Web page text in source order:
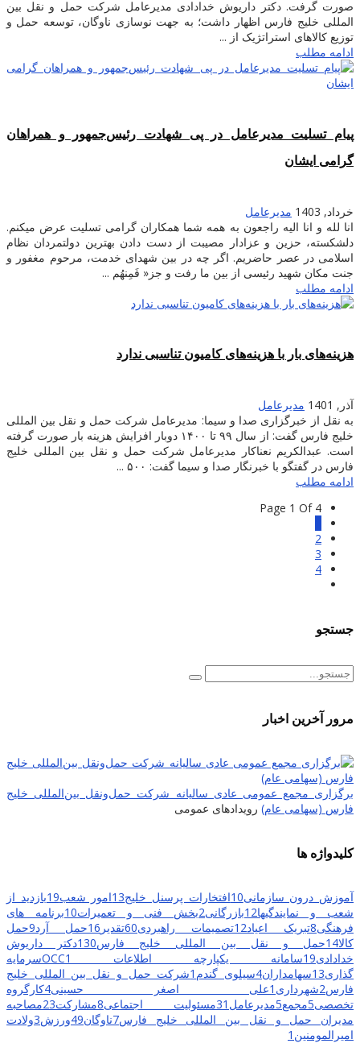
صورت گرفت. دکتر داریوش خدادادی مدیرعامل شرکت حمل و نقل بین
المللی خلیج فارس اظهار داشت؛ به جهت نوسازی ناوگان، توسعه حمل و
توزیع کالاهای استراتژیک از ...
ادامه مطلب
پیام تسلیت مدیرعامل در پی شهادت‌ رئیس‌جمهور و همراهان
گرامی ایشان
خرداد, 1403
مدیرعامل
انا لله و انا الیه راجعون به همه شما همکاران گرامی تسلیت عرض میکنم.
دلشکسته، حزین و عزادار مصیبت از دست دادن بهترین دولتمردان نظام
اسلامی در عصر حاضریم. اگر چه در بین شهدای خدمت، مرحوم مغفور و
جنت مکان شهید رئیسی از بین ما رفت و جز« فَمِنهُم ...
ادامه مطلب
هزینه‌های بار با هزینه‌های کامیون تناسبی ندارد
آذر, 1401
مدیرعامل
به نقل از خبرگزاری صدا و سیما: مدیرعامل شرکت حمل و نقل بین المللی
خلیج فارس گفت: از سال ۹۹ تا ۱۴۰۰ دوبار افزایش هزینه بار صورت گرفته
است. عبدالکریم نعناکار مدیرعامل شرکت حمل و نقل بین المللی خلیج
فارس در گفتگو با خبرنگار صدا و سیما گفت: ۵۰۰ ...
ادامه مطلب
Page 1 Of 4
2
3
4
جستجو
مرور آخرین اخبار
برگزاری مجمع عمومی عادی سالیانه شرکت حمل‌ونقل بین‌المللی خلیج
فارس (سهامی عام) رویدادهای عمومی
کلیدواژه ها
آموزش درون سازمانی10افتخارات پرسنل خلیج13امور شعب19بازدید از
شعب و نمایندگیها12بازرگانی2بخش فنی و تعمیرات10برنامه های
فرهنگی8تبریک اعیاد12تصمیمات راهبردی60تقدیر 16حمل آرد9حمل
کالا14حمل و نقل بین المللی خلیج فارس130دکتر داریوش
خدادادی19سامانه یکپارچه اطلاعات OCC 1
سرمایه
گذاری13سهامداران4سیلوی گندم 1شرکت حمل و نقل بین المللی خلیج
فارس2شهرداری 1علی اصغر حسینی4کارگروه
تخصصی5مجمع5مدیرعامل 31مسئولیت اجتماعی8مشارکت23مصاحبه
مدیران حمل و نقل بین المللی خلیج فارس7ناوگان49ورزش3ولادت
امیرالمومنین 1